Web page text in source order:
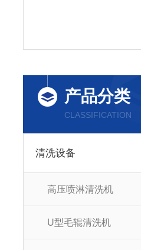
产品分类
CLASSIFICATION
清洗设备
高压喷淋清洗机
U型毛辊清洗机